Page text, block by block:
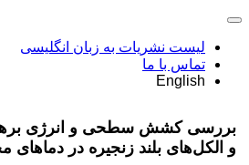
لیست نشریات به زبان انگلیسی
تماس با ما
English
بررسی کشش سطحی و انرژی
و الکل‌های بلند زنجیره در دماهای